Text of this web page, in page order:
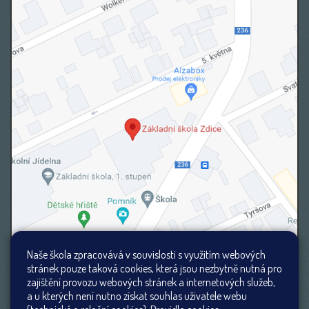
Naše škola zpracovává v souvislosti s využitím webových
stránek pouze taková cookies, která jsou nezbytně nutná pro
zajištění provozu webových stránek a internetových služeb,
a u kterých není nutno získat souhlas uživatele webu